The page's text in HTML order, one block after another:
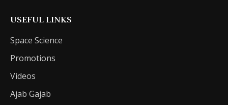
USEFUL LINKS
Space Science
Promotions
Videos
Ajab Gajab